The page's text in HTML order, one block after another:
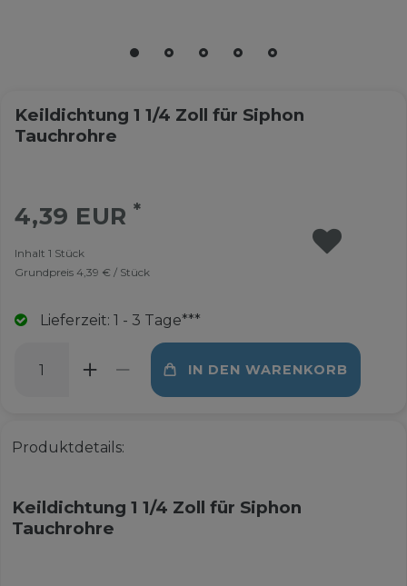
Keildichtung 1 1/4 Zoll für Siphon
Tauchrohre
4,39 EUR*
Inhalt 1 Stück
Grundpreis 4,39 € / Stück
Lieferzeit: 1 - 3 Tage***
IN DEN WARENKORB
Produktdetails:
Keildichtung 1 1/4 Zoll für Siphon
Tauchrohre